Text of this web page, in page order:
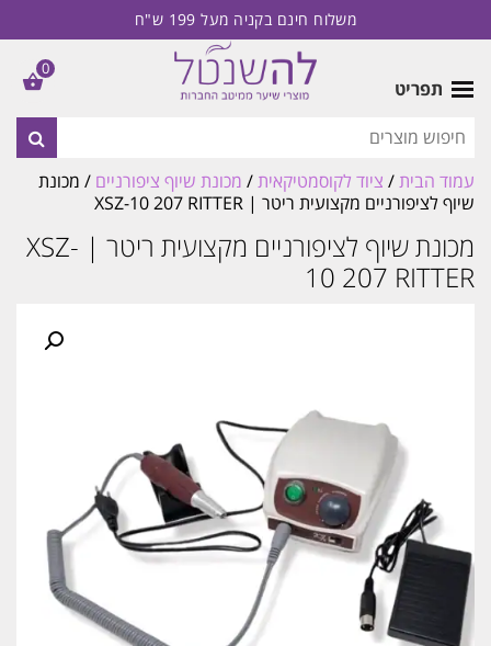
משלוח חינם בקניה מעל 199 ש"ח
תפריט
עמוד הבית/ ציוד לקוסמטיקאית/ מכונת שיוף ציפורניים / מכונת
שיוף לציפורניים מקצועית ריטר | XSZ-10 207 RITTER
מכונת שיוף לציפורניים מקצועית ריטר | XSZ-
10 207 RITTER
0